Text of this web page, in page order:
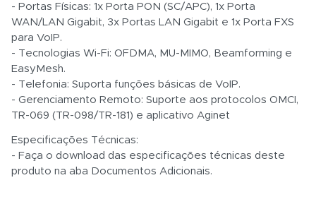
- Portas Físicas: 1x Porta PON (SC/APC), 1x Porta
WAN/LAN Gigabit, 3x Portas LAN Gigabit e 1x Porta FXS
para VoIP.
- Tecnologias Wi-Fi: OFDMA, MU-MIMO, Beamforming e
EasyMesh.
- Telefonia: Suporta funções básicas de VoIP.
- Gerenciamento Remoto: Suporte aos protocolos OMCI,
TR-069 (TR-098/TR-181) e aplicativo Aginet
Especificações Técnicas:
- Faça o download das especificações técnicas deste
produto na aba Documentos Adicionais.